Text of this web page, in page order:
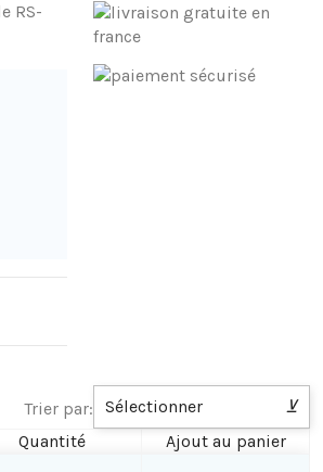
Trier par: Sélectionner
⊻
Quantité Ajout au panier